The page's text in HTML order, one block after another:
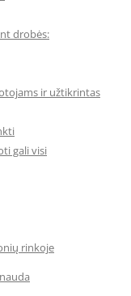
drobės:
ir užtikrintas
gali visi
rinkoje